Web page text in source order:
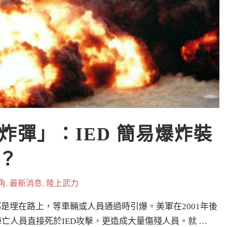
彈」：IED 簡易爆炸裝
, 最新消息, 陸上武力
埋在路上，等車輛或人員通過時引爆。美軍在2001年後
人員直接死於IED攻擊，更造成大量傷殘人員。就 …